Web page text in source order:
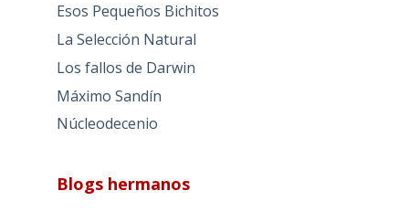
Esos Pequeños Bichitos
La Selección Natural
Los fallos de Darwin
Máximo Sandín
Núcleodecenio
Blogs hermanos